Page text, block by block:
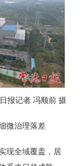
报记者 冯顺前 摄
微治理落差
现全域覆盖，居